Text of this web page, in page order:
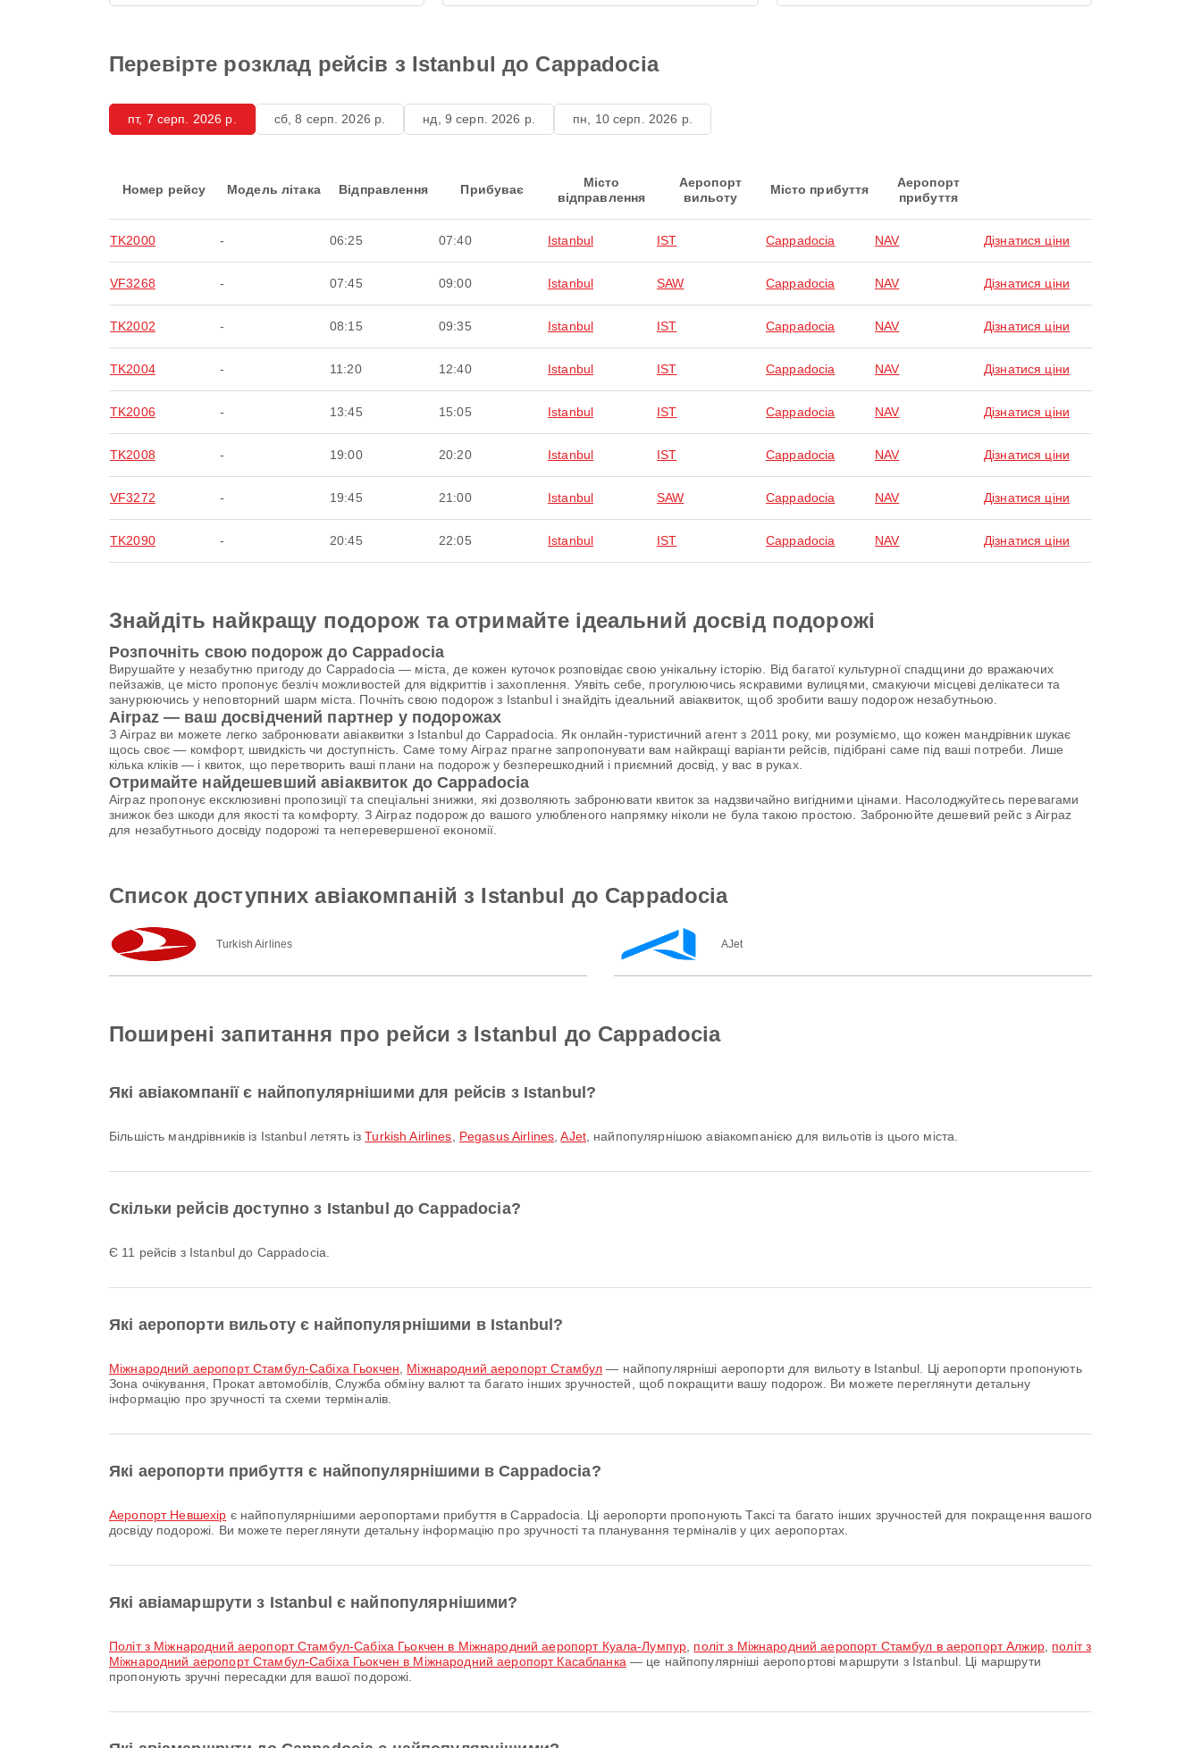
Перевірте розклад рейсів з Istanbul до Cappadocia
пт, 7 серп. 2026 р. сб, 8 серп. 2026 р. нд, 9 серп. 2026 р. пн, 10 серп. 2026 р.
Номер рейсу Модель літака Відправлення Прибуває
Місто
відправлення
Аеропорт
вильоту
Місто прибуття
Аеропорт
прибуття
TK2000 - 06:25 07:40 Istanbul IST Cappadocia NAV Дізнатися ціни
VF3268 - 07:45 09:00 Istanbul SAW Cappadocia NAV Дізнатися ціни
TK2002 - 08:15 09:35 Istanbul IST Cappadocia NAV Дізнатися ціни
TK2004 - 11:20 12:40 Istanbul IST Cappadocia NAV Дізнатися ціни
TK2006 - 13:45 15:05 Istanbul IST Cappadocia NAV Дізнатися ціни
TK2008 - 19:00 20:20 Istanbul IST Cappadocia NAV Дізнатися ціни
VF3272 - 19:45 21:00 Istanbul SAW Cappadocia NAV Дізнатися ціни
TK2090 - 20:45 22:05 Istanbul IST Cappadocia NAV Дізнатися ціни
Знайдіть найкращу подорож та отримайте ідеальний досвід подорожі
Розпочніть свою подорож до Cappadocia
Вирушайте у незабутню пригоду до Cappadocia — міста, де кожен куточок розповідає свою унікальну історію. Від багатої культурної спадщини до вражаючих
пейзажів, це місто пропонує безліч можливостей для відкриттів і захоплення. Уявіть себе, прогулюючись яскравими вулицями, смакуючи місцеві делікатеси та
занурюючись у неповторний шарм міста. Почніть свою подорож з Istanbul і знайдіть ідеальний авіаквиток, щоб зробити вашу подорож незабутньою.
Airpaz — ваш досвідчений партнер у подорожах
З Airpaz ви можете легко забронювати авіаквитки з Istanbul до Cappadocia. Як онлайн-туристичний агент з 2011 року, ми розуміємо, що кожен мандрівник шукає
щось своє — комфорт, швидкість чи доступність. Саме тому Airpaz прагне запропонувати вам найкращі варіанти рейсів, підібрані саме під ваші потреби. Лише
кілька кліків — і квиток, що перетворить ваші плани на подорож у безперешкодний і приємний досвід, у вас в руках.
Отримайте найдешевший авіаквиток до Cappadocia
Airpaz пропонує ексклюзивні пропозиції та спеціальні знижки, які дозволяють забронювати квиток за надзвичайно вигідними цінами. Насолоджуйтесь перевагами
знижок без шкоди для якості та комфорту. З Airpaz подорож до вашого улюбленого напрямку ніколи не була такою простою. Забронюйте дешевий рейс з Airpaz
для незабутнього досвіду подорожі та неперевершеної економії.
Список доступних авіакомпаній з Istanbul до Cappadocia
Turkish Airlines AJet
Поширені запитання про рейси з Istanbul до Cappadocia
Які авіакомпанії є найпопулярнішими для рейсів з Istanbul?
Більшість мандрівників із Istanbul летять ізTurkish Airlines Pegasus Airlines ,AJet, найпопулярнішою авіакомпанією для вильотів із цього міста.
Скільки рейсів доступно з Istanbul до Cappadocia?
Є 11 рейсів з Istanbul до Cappadocia.
Які аеропорти вильоту є найпопулярнішими в Istanbul?
Міжнародний аеропорт Стамбул-Сабіха Гьокчен Міжнародний аеропорт Стамбул — найпопулярніші аеропорти для вильоту в Istanbul. Ці аеропорти пропонують
Зона очікування, Прокат автомобілів, Служба обміну валют та багато інших зручностей, щоб покращити вашу подорож. Ви можете переглянути детальну
інформацію про зручності та схеми терміналів.
Які аеропорти прибуття є найпопулярнішими в Cappadocia?
аеропорт Невшехір є найпопулярнішими аеропортами прибуття в Cappadocia. Ці аеропорти пропонують Таксі та багато інших зручностей для покращення вашого
досвіду подорожі. Ви можете переглянути детальну інформацію про зручності та планування терміналів у цих аеропортах.
Які авіамаршрути з Istanbul є найпопулярнішими?
політ з Міжнародний аеропорт Стамбул-Сабіха Гьокчен в Міжнародний аеропорт Куала-Лумпур політ з Міжнародний аеропорт Стамбул в аеропорт Алжир, політ з
Міжнародний аеропорт Стамбул-Сабіха Гьокчен в Міжнародний аеропорт Касабланка — це найпопулярніші аеропортові маршрути з Istanbul. Ці маршрути
пропонують зручні пересадки для вашої подорожі.